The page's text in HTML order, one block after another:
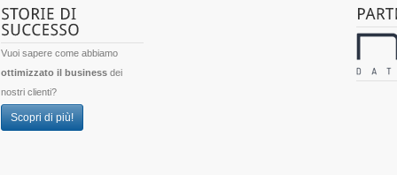
Vuoi sapere come abbiamo
ottimizzato il business dei
nostri clienti?
Scopri di più!